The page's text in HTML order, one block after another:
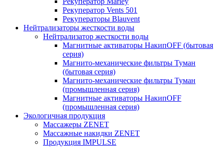
Рекуператор Vents 501
Рекуператоры Blauvent
Нейтрализаторы жесткости воды
Нейтрализатор жесткости воды
Магнитные активаторы НакипOFF (бытовая
серия)
Магнито-механические фильтры Туман
(бытовая серия)
Магнито-механические фильтры Туман
(промышленная серия)
Магнитные активаторы НакипOFF
(промышленная серия)
Экологичная продукция
Массажеры ZENET
Массажные накидки ZENET
Продукция IMPULSE